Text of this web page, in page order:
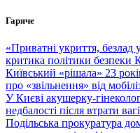
Перейти
вмісту
Гаряче
«Приватні укриття, безлад у
критика політики безпеки
Київський «рішала» 23
про «звільнення» від
У Києві акушерку-
недбалості після втрати
Подільська прокуратура